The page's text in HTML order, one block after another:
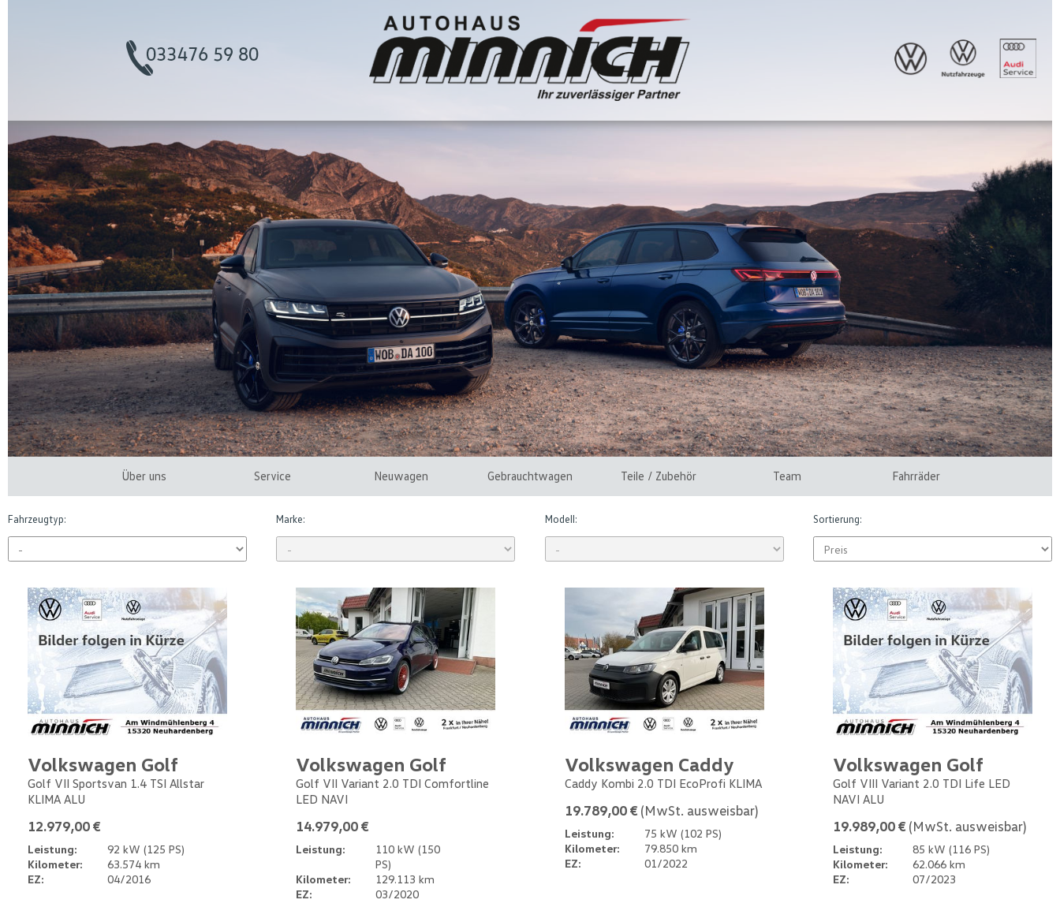
Über uns Service Neuwagen Gebrauchtwagen Teile / Zubehör Team Fahrräder
Fahrzeugtyp: Marke: Modell: Sortierung:
Volkswagen Golf
Golf VII Sportsvan 1.4 TSI Allstar
KLIMA ALU
12.979,00 €
Leistung:
92 kW (125 PS)
Kilometer:
63.574 km
EZ:
04/2016
Volkswagen Golf
Golf VII Variant 2.0 TDI Comfortline
LED NAVI
14.979,00 €
Leistung:
110 kW (150
PS)
Kilometer:
129.113 km
EZ:
03/2020
Volkswagen Caddy
Caddy Kombi 2.0 TDI EcoProfi KLIMA
19.789,00 € (MwSt. ausweisbar)
Leistung:
75 kW (102 PS)
Kilometer:
79.850 km
EZ:
01/2022
Volkswagen Golf
Golf VIII Variant 2.0 TDI Life LED
NAVI ALU
19.989,00 € (MwSt. ausweisbar)
Leistung:
85 kW (116 PS)
Kilometer:
62.066 km
EZ:
07/2023